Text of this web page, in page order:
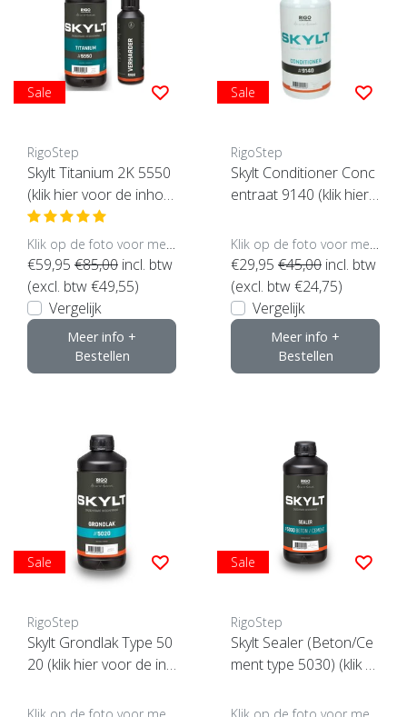
Sale
RigoStep
Skylt Titanium 2K 5550
(klik hier voor de inhou
d)
€59,95 €85,00 incl. btw
(excl. btw €49,55)
Vergelijk
Meer info +
Bestellen
Sale
RigoStep
Skylt Conditioner Conc
entraat 9140 (klik hier v
€29,95 €45,00 incl. btw
(excl. btw €24,75)
Vergelijk
Meer info +
Bestellen
Sale
RigoStep
Skylt Grondlak Type 50
20 (klik hier voor de inh
Sale
RigoStep
Skylt Sealer (Beton/Ce
ment type 5030) (klik hi